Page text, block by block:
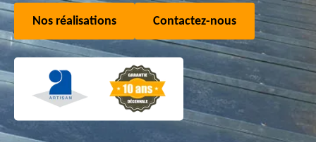
Nos réalisations Contactez-nous